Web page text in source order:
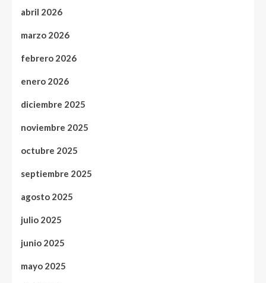
abril 2026
marzo 2026
febrero 2026
enero 2026
diciembre 2025
noviembre 2025
octubre 2025
septiembre 2025
agosto 2025
julio 2025
junio 2025
mayo 2025